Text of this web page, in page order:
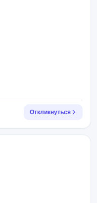
Откликнуться